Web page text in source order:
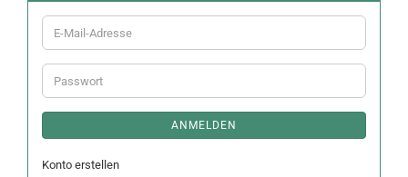
E-
Mail-
Adresse
Passwort
ANMELDEN
Konto erstellen